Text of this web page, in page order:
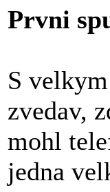
Prvni
S
zvedav,
mohl
jedna